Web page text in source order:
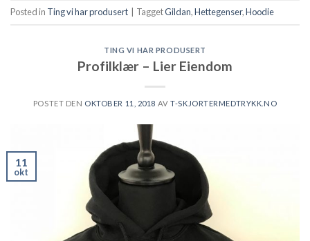
Posted in Ting vi har produsert TaggetGildan,Hettegenser,Hoodie
TING VI HAR PRODUSERT
Profilklær – Lier Eiendom
POSTET DEN OKTOBER 11, 2018 AVT-SKJORTERMEDTRYKK.NO
11
okt